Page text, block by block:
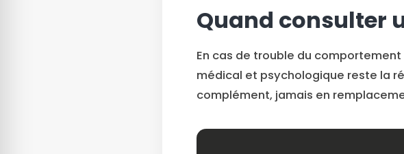
Quand consulter
En cas de trouble du
médical et psychologique reste la
complément, jamais en